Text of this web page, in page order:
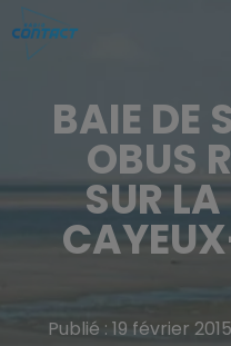
BAIE DE
OBUS
SUR
Publié : 19 février